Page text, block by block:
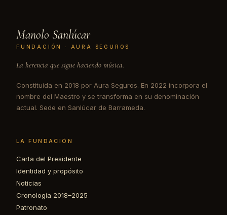
Manolo Sanlúcar
FUNDACIÓN · AURA SEGUROS
La herencia que sigue haciendo música.
Constituida en 2018 por Aura Seguros. En 2022 incorpora el
nombre del Maestro y se transforma en su denominación
actual. Sede en Sanlúcar de Barrameda.
LA FUNDACIÓN
Carta del Presidente
Identidad y propósito
Noticias
Cronología 2018–2025
Patronato